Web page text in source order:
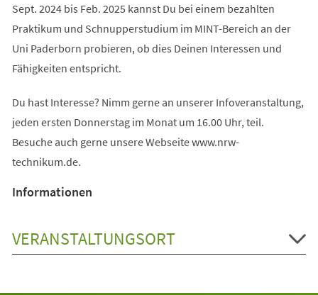
Sept. 2024 bis Feb. 2025 kannst Du bei einem bezahlten
Praktikum und Schnupperstudium im MINT-Bereich an der
Uni Paderborn probieren, ob dies Deinen Interessen und
Fähigkeiten entspricht.
Du hast Interesse? Nimm gerne an unserer Infoveranstaltung,
jeden ersten Donnerstag im Monat um 16.00 Uhr, teil.
Besuche auch gerne unsere Webseite www.nrw-
technikum.de.
Informationen
VERANSTALTUNGSORT